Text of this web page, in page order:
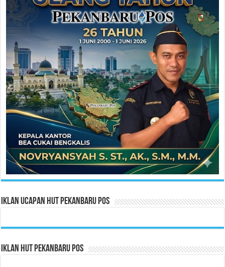
Iklan Ucapan HUT Pekanbaru Pos
Iklan HUT Pekanbaru Pos